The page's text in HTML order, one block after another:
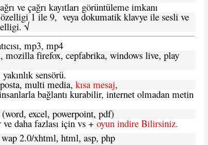
ve çağrı kayıtları görüntüleme imkanı
1 ile 9, veya dokumatik klavye ile sesli ve
√
mp3, mp4
mozilla firefox, cepfabrika, windows live, play
sensörü.
multi media, kısa mesaj,
bağlantı kurabilir, internet olmadan metin
excel, powerpoint, pdf)
daha fazlası için vs +oyun indire Bilirsiniz.
wap 2.0/xhtml, html, asp, php